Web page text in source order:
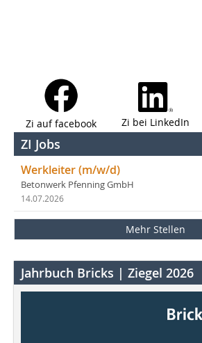
Zi auf facebook Zi bei LinkedIn
ZI Jobs
Werkleiter (m/w/d)
Betonwerk Pfenning GmbH
14.07.2026
Mehr Stellen
Jahrbuch Bricks | Ziegel 2026